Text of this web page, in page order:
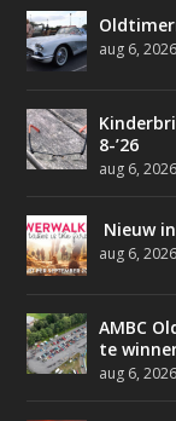
aug 6, 2026
8-’26
aug 6, 2026
Nieuw
aug 6, 2026
AMBC
te
aug 6, 2026